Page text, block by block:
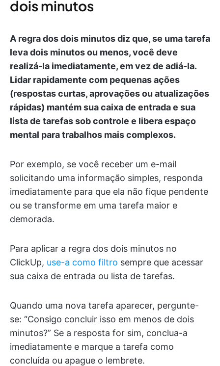
dois minutos
A regra dos dois minutos diz que, se uma tarefa
leva dois minutos ou menos, você deve
realizá-la imediatamente, em vez de adiá-la.
Lidar rapidamente com pequenas ações
(respostas curtas, aprovações ou atualizações
rápidas) mantém sua caixa de entrada e sua
lista de tarefas sob controle e libera espaço
mental para trabalhos mais complexos.
Por exemplo, se você receber um e-mail
solicitando uma informação simples, responda
imediatamente para que ela não fique pendente
ou se transforme em uma tarefa maior e
demorada.
Para aplicar a regra dos dois minutos no
ClickUp, use-a como filtro sempre que acessar
sua caixa de entrada ou lista de tarefas.
Quando uma nova tarefa aparecer, pergunte-
se: “Consigo concluir isso em menos de dois
minutos?” Se a resposta for sim, conclua-a
imediatamente e marque a tarefa como
concluída ou apague o lembrete.